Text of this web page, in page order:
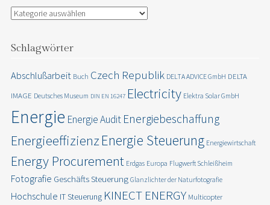
Kategorien
Schlagwörter
Abschlußarbeit Buch Czech Republik DELTA ADVICE GmbH DELTA
IMAGE Deutsches Museum DIN EN 16247 Electricity Elektra Solar GmbH
Energie Energie Audit Energiebeschaffung
EnergieeffizienzEnergie Steuerung Energiewirtschaft
Energy Procurement Erdgas Europa Flugwerft Schleißheim
Fotografie Geschäfts Steuerung Glanzlichter der Naturfotografie
Hochschule IT Steuerung KINECT ENERGY Multicopter